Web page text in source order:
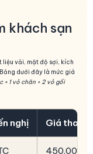
khách sạn
liệu vải, mật độ sợi, kích
dưới đây là mức giá
+ 1 vỏ chăn + 2 vỏ gối
nghị Giá tham
450.000 –